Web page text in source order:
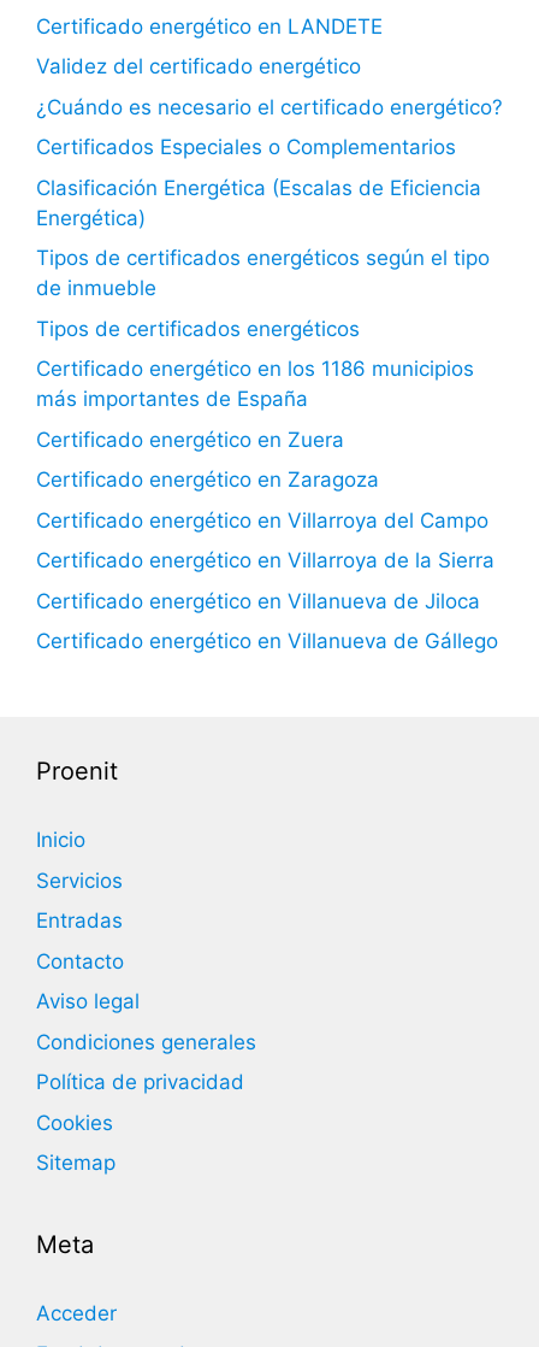
Certificado energético en LANDETE
Validez del certificado energético
¿Cuándo es necesario el certificado energético?
Certificados Especiales o Complementarios
Clasificación Energética (Escalas de Eficiencia
Energética)
Tipos de certificados energéticos según el tipo
de inmueble
Tipos de certificados energéticos
Certificado energético en los 1186 municipios
más importantes de España
Certificado energético en Zuera
Certificado energético en Zaragoza
Certificado energético en Villarroya del Campo
Certificado energético en Villarroya de la Sierra
Certificado energético en Villanueva de Jiloca
Certificado energético en Villanueva de Gállego
Proenit
Inicio
Servicios
Entradas
Contacto
Aviso legal
Condiciones generales
Política de privacidad
Cookies
Sitemap
Meta
Acceder